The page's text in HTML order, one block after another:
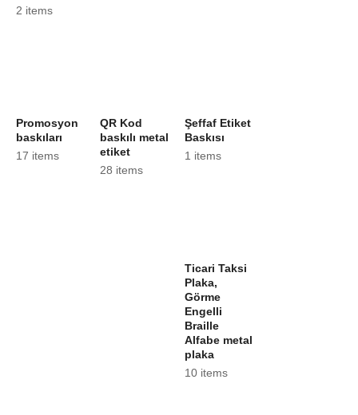
2 items
Promosyon
baskıları
17 items
QR Kod
baskılı metal
etiket
28 items
Şeffaf Etiket
Baskısı
1 items
Ticari Taksi
Plaka,
Görme
Engelli
Braille
Alfabe metal
plaka
10 items